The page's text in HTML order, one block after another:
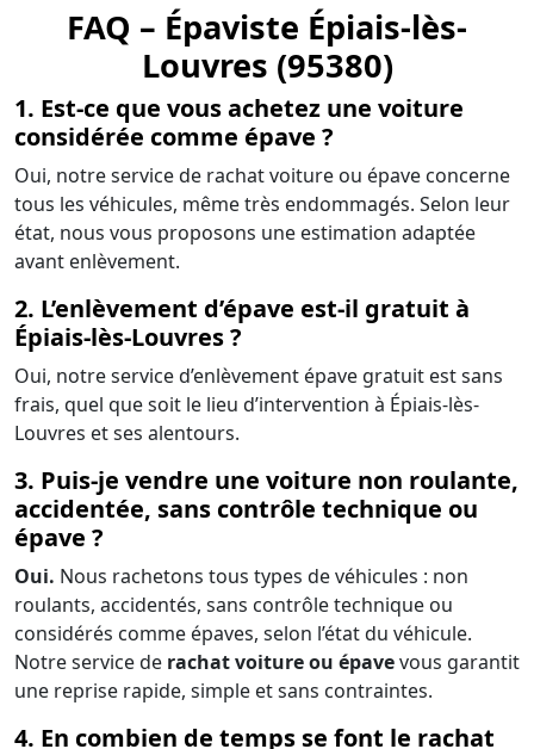
FAQ – Épaviste Épiais-lès-
Louvres (95380)
1. Est-ce que vous achetez une voiture
considérée comme épave ?
Oui, notre service de rachat voiture ou épave concerne
tous les véhicules, même très endommagés. Selon leur
état, nous vous proposons une estimation adaptée
avant enlèvement.
2. L’enlèvement d’épave est-il gratuit à
Épiais-lès-Louvres ?
Oui, notre service d’enlèvement épave gratuit est sans
frais, quel que soit le lieu d’intervention à Épiais-lès-
Louvres et ses alentours.
3. Puis-je vendre une voiture non roulante,
accidentée, sans contrôle technique ou
épave ?
Oui. Nous rachetons tous types de véhicules : non
roulants, accidentés, sans contrôle technique ou
considérés comme épaves, selon l’état du véhicule.
Notre service de rachat voiture ou épavevous garantit
une reprise rapide, simple et sans contraintes.
4. En combien de temps se font le rachat